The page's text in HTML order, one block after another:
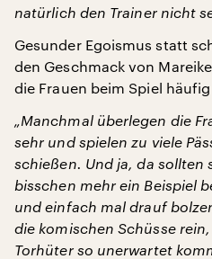
natürlich den Trainer nicht
Gesunder Egoismus statt
den Geschmack von
die Frauen beim Spiel häufig
„Manchmal überlegen die
sehr und spielen zu viele
schießen. Und ja, da sollten
bisschen mehr ein Beispiel
und einfach mal drauf
die komischen Schüsse
Torhüter so unerwartet